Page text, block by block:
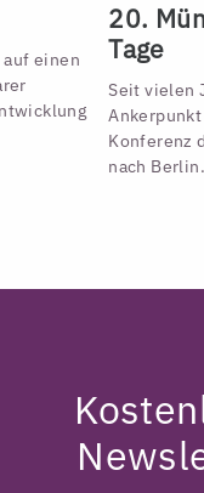
einen
20.
Tage
Seit vielen
Konferenz
nach